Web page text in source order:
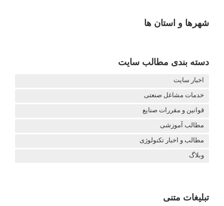
شهرها و استان ها
دسته بندی مطالب سایت
اخبار سایت
خدمات مشاغل صنعتی
قوانین و مقررات صنایع
مطالب آموزشی
مطالب و اخبار تکنولوژی
وبلاگ
تبلیغات متنی